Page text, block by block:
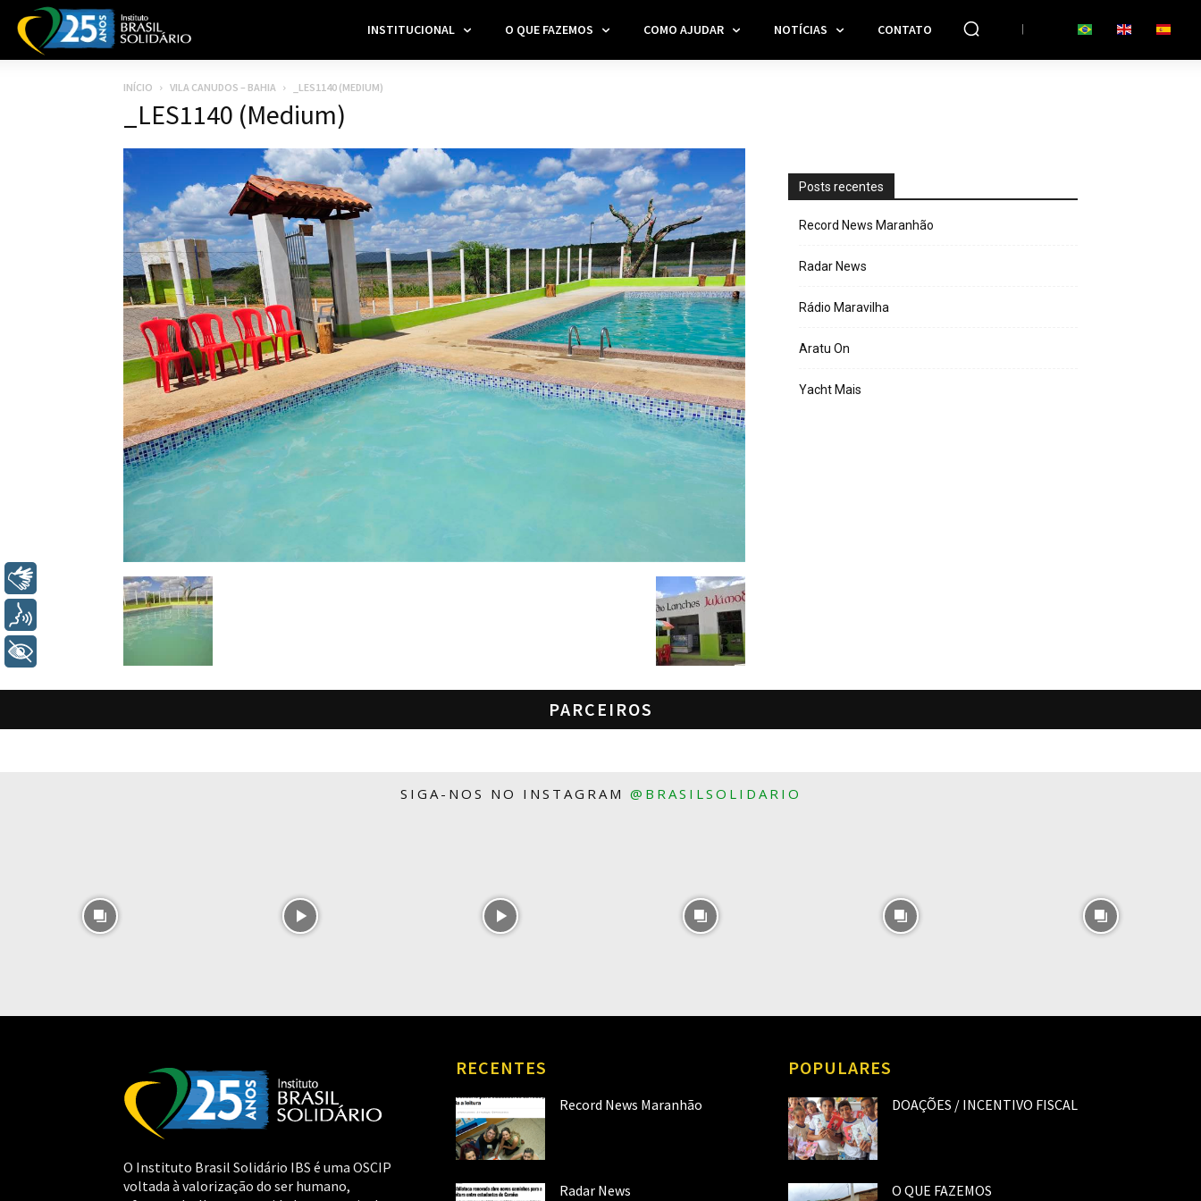
INSTITUCIONAL O QUE FAZEMOS COMO AJUDAR NOTÍCIAS CONTATO
INÍCIO VILA CANUDOS – BAHIA _LES1140 (MEDIUM)
_LES1140 (Medium)
Posts recentes
Record News Maranhão
Radar News
Rádio Maravilha
Aratu On
Yacht Mais
PARCEIROS
SIGA-NOS NO INSTAGRAM @BRASILSOLIDARIO
O Instituto Brasil Solidário IBS é uma OSCIP
voltada à valorização do ser humano,
RECENTES
Record News Maranhão
Radar News
POPULARES
DOAÇÕES / INCENTIVO FISCAL
O QUE FAZEMOS
+ Acessibilidade